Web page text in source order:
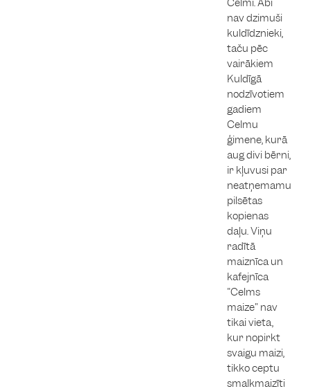
nav dzimuši
kuldīdznieki,
taču pēc
vairākiem
Kuldīgā
nodzīvotiem
gadiem
Celmu
ģimene, kurā
aug divi bērni,
ir kļuvusi par
neatņemamu
pilsētas
kopienas
daļu. Viņu
radītā
maiznīca un
kafejnīca
"Celms
maize" nav
tikai vieta,
kur nopirkt
svaigu maizi,
tikko ceptu
smalkmaizīti